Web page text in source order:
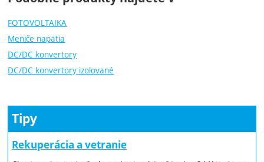
FOTOVOLTAIKA
Meniče napätia
DC/DC konvertory
DC/DC konvertory izolované
Tipy
Rekuperácia a vetranie